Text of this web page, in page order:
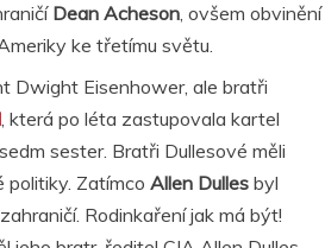
Dean Acheson, ovšem obvinění
ke třetímu světu.
Dwight Eisenhower, ale bratři
, která po léta zastupovala kartel
sester. Bratři Dullesové měli
politiky. Zatímco Allen Dulles byl
Rodinkaření jak má být!